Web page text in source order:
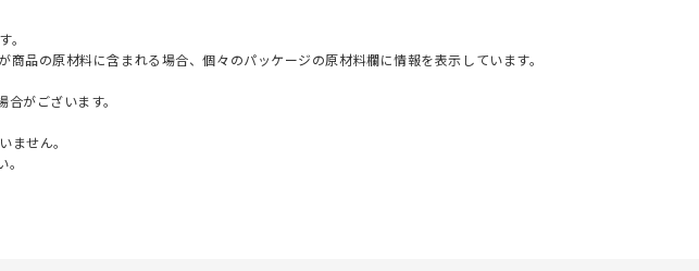
品の原材料に含まれる場合、個々のパッケージの原材料欄に情報を表示しています。
がございます。
ません。